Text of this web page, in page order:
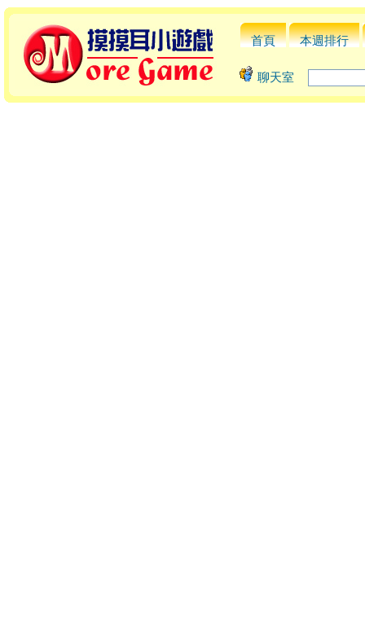
首頁 本週排行
聊天室